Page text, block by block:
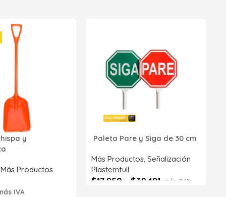
y
Más Productos
IVA
Paleta Pare y Siga de 30 cm
Más Productos,Señalización
Plastemfull
$17.950 $39.491 más IVA